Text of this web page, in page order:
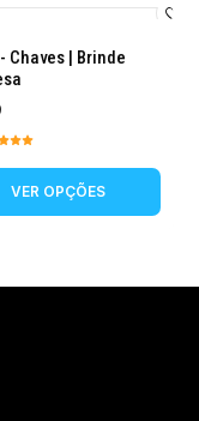
Chaves | Brinde
VER OPÇÕES